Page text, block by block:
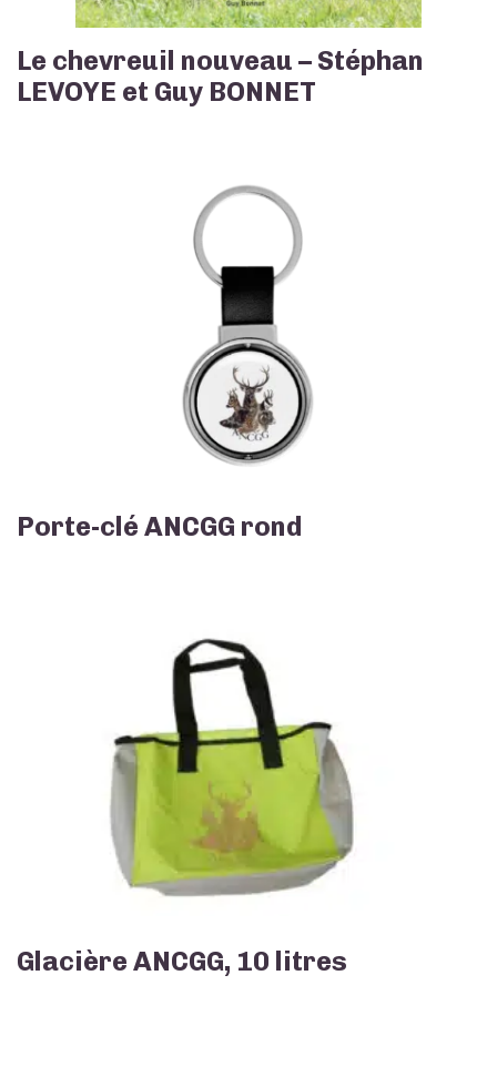
Le chevreuil nouveau – Stéphan
LEVOYE et Guy BONNET
Porte-clé ANCGG rond
Glacière ANCGG, 10 litres